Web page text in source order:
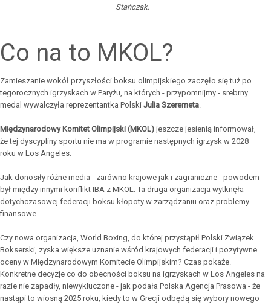
Stańczak.
Co na to MKOL?
Zamieszanie wokół przyszłości boksu olimpijskiego zaczęło się tuż po
tegorocznych igrzyskach w Paryżu, na których - przypomnijmy - srebrny
medal wywalczyła reprezentantka Polski Julia Szeremeta.
Międzynarodowy Komitet Olimpijski (MKOL) jeszcze jesienią informował,
że tej dyscypliny sportu nie ma w programie następnych igrzysk w 2028
roku w Los Angeles.
Jak donosiły różne media - zarówno krajowe jak i zagraniczne - powodem
był między innymi konflikt IBA z MKOL. Ta druga organizacja wytknęła
dotychczasowej federacji boksu kłopoty w zarządzaniu oraz problemy
finansowe.
Czy nowa organizacja, World Boxing, do której przystąpił Polski Związek
Bokserski, zyska większe uznanie wśród krajowych federacji i pozytywne
oceny w Międzynarodowym Komitecie Olimpijskim? Czas pokaże.
Konkretne decyzje co do obecności boksu na igrzyskach w Los Angeles na
razie nie zapadły, niewykluczone - jak podała Polska Agencja Prasowa - że
nastąpi to wiosną 2025 roku, kiedy to w Grecji odbędą się wybory nowego